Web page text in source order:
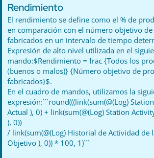
Rendimiento
El rendimiento se define como el % de
en comparación con el número objetivo
fabricados en un intervalo de tiempo
Expresión de alto nivel utilizada en el
mando:$Rendimiento = frac {Todos los
(buenos o malos)} {Número objetivo de
fabricados}$.
En el cuadro de mandos, utilizamos la
expresión:```round(((link(sum(@(Log)
Actual ), 0) + link(sum(@(Log) Station
), 0))
/ link(sum(@(Log) Historial de Actividad de
Objetivo ), 0)) * 100, 1)```